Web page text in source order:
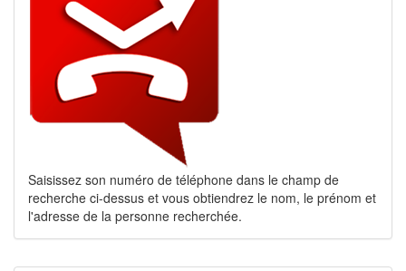
Saisissez son numéro de téléphone dans le champ de
recherche ci-dessus et vous obtiendrez le nom, le prénom et
l'adresse de la personne recherchée.